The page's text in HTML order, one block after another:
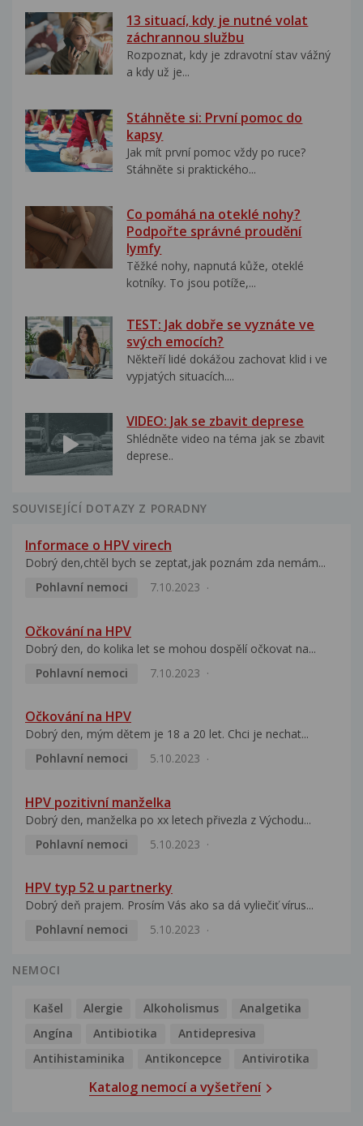
13 situací, kdy je nutné volat
záchrannou službu
Rozpoznat, kdy je zdravotní stav vážný
a kdy už je...
Stáhněte si: První pomoc do
kapsy
Jak mít první pomoc vždy po ruce?
Stáhněte si praktického...
Co pomáhá na oteklé nohy?
Podpořte správné proudění
lymfy
Těžké nohy, napnutá kůže, oteklé
kotníky. To jsou potíže,...
TEST: Jak dobře se vyznáte ve
svých emocích?
Někteří lidé dokážou zachovat klid i ve
vypjatých situacích....
VIDEO: Jak se zbavit deprese
Shlédněte video na téma jak se zbavit
deprese..
SOUVISEJÍCÍ DOTAZY Z PORADNY
Informace o HPV virech
Dobrý den,chtěl bych se zeptat,jak poznám zda nemám...
Pohlavní nemoci
7.10.2023
Očkování na HPV
Dobrý den, do kolika let se mohou dospělí očkovat na...
Pohlavní nemoci
7.10.2023
Očkování na HPV
Dobrý den, mým dětem je 18 a 20 let. Chci je nechat...
Pohlavní nemoci
5.10.2023
HPV pozitivní manželka
Dobrý den, manželka po xx letech přivezla z Východu...
Pohlavní nemoci
5.10.2023
HPV typ 52 u partnerky
Dobrý deň prajem. Prosím Vás ako sa dá vyliečiť vírus...
Pohlavní nemoci
5.10.2023
NEMOCI
Kašel Alergie Alkoholismus
Analgetika
Angína
Antibiotika
Antidepresiva
Antihistaminika
Antikoncepce Antivirotika
Katalog nemocí a vyšetření